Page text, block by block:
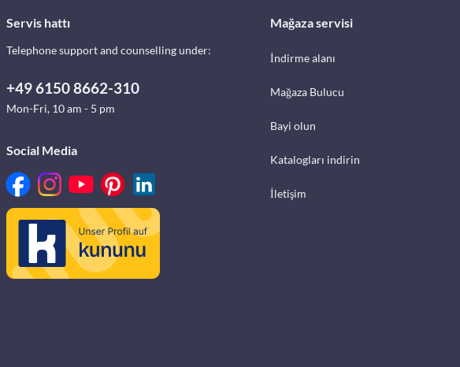
Servis hattı
Telephone support and counselling under:
+49 6150 8662-310
Mon-Fri, 10 am - 5 pm
Social Media
Mağaza servisi
İndirme alanı
Mağaza Bulucu
Bayi olun
Katalogları indirin
İletişim